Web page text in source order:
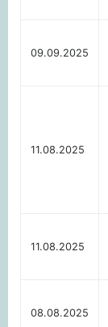
09.09.2025
11.08.2025
11.08.2025
08.08.2025